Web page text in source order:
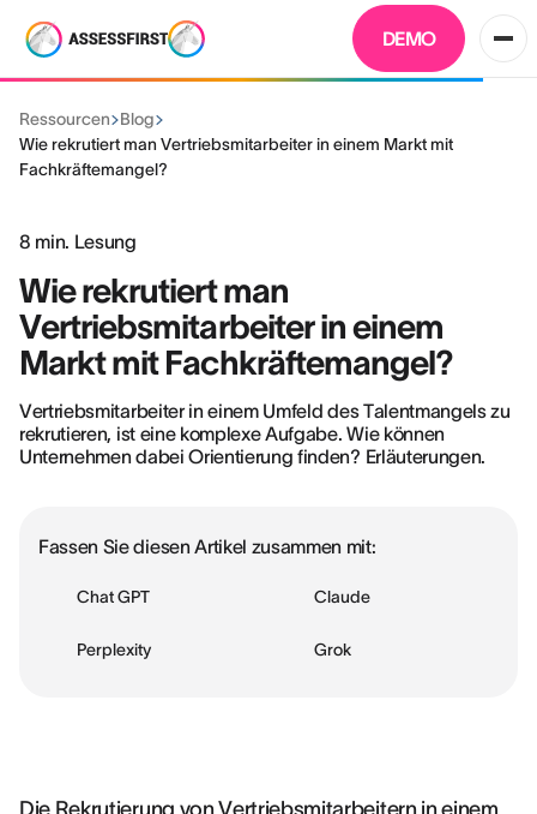
DEMO
Ressourcen
Blog
Wie rekrutiert man Vertriebsmitarbeiter in einem Markt mit
Fachkräftemangel?
8 min. Lesung
Wie rekrutiert man
Vertriebsmitarbeiter in einem
Markt mit Fachkräftemangel?
Vertriebsmitarbeiter in einem Umfeld des Talentmangels zu
rekrutieren, ist eine komplexe Aufgabe. Wie können
Unternehmen dabei Orientierung finden? Erläuterungen.
Fassen Sie diesen Artikel zusammen mit:
Chat GPT Claude
Perplexity Grok
Die Rekrutierung von Vertriebsmitarbeitern in einem